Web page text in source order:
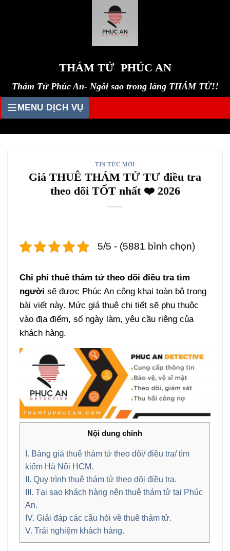
THÁM TỬ PHÚC AN
Thám Tử Phúc An- Ngôi sao trong làng THÁM TỬ!!
MENU DỊCH VỤ
TIN TỨC MỚI
Giá THUÊ THÁM TỬ TƯ điều tra
theo dõi TỐT nhất ❤️ 2026
5/5 - (5881 bình chọn)
Chi phí thuê thám tử theo dõi điều tra tìm
người sẽ được Phúc An công khai toàn bộ trong
bài viết này. Mức giá thuê chi tiết sẽ phụ thuộc
vào địa điểm, số ngày làm, yêu cầu riêng của
khách hàng.
Nội dung chính
I. Bảng giá thuê thám tử theo dõi/ điều tra/ tìm
kiếm Hà Nội HCM.
II. Quy trình thuê thám tử theo dõi điều tra.
III. Tại sao khách hàng nên thuê thám tử tại Phúc
An.
IV. Giải đáp các câu hỏi về thuê thám tử.
V. Trải nghiệm khách hàng.